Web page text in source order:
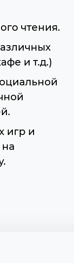
чтения.
и т.д.)
игр и